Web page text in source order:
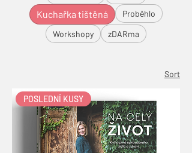
Kuchařka tištěná
Proběhlo
Workshopy
zDARma
Sort
POSLEDNÍ KUSY